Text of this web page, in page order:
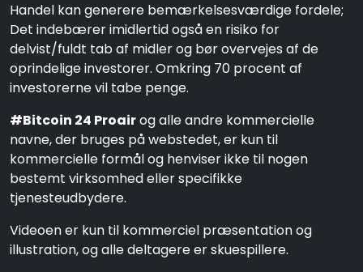
Handel kan generere bemærkelsesværdige fordele;
Det indebærer imidlertid også en risiko for
delvist/fuldt tab af midler og bør overvejes af de
oprindelige investorer. Omkring 70 procent af
investorerne vil tabe penge.
#Bitcoin 24 Proairog alle andre kommercielle
navne, der bruges på webstedet, er kun til
kommercielle formål og henviser ikke til nogen
bestemt virksomhed eller specifikke
tjenesteudbydere.
Videoen er kun til kommerciel præsentation og
illustration, og alle deltagere er skuespillere.